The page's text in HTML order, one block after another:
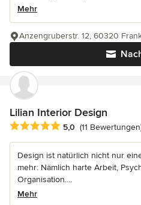
Mehr
Anzengruberstr. 12, 60320
Lilian Interior Design
Durchschnittliche Bewertung: 5
5,0 (11
Design ist natürlich nicht nur
mehr: Nämlich harte Arbeit,
Organisation....
Mehr